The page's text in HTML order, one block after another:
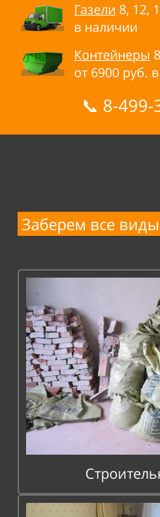
Газели 8, 12,
в наличии
Контейнеры
от 6900 руб. в
📞 8-499-
Заберем все